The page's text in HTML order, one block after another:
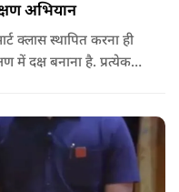
अभियान
क्लास स्थापित करना ही
में दक्ष बनाना है. प्रत्येक